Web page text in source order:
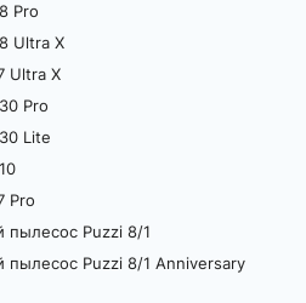
Pro
Ultra X
Ultra X
Pro
Lite
Pro
Puzzi 8/1
Puzzi 8/1 Anniversary